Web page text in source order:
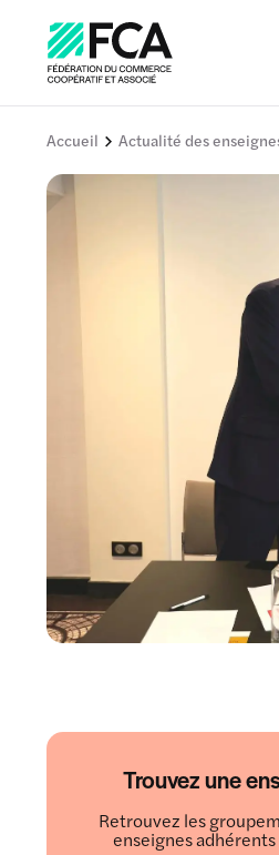
Accueil Actualité des
Trouvez une
Retrouvez les
enseignes adhérents